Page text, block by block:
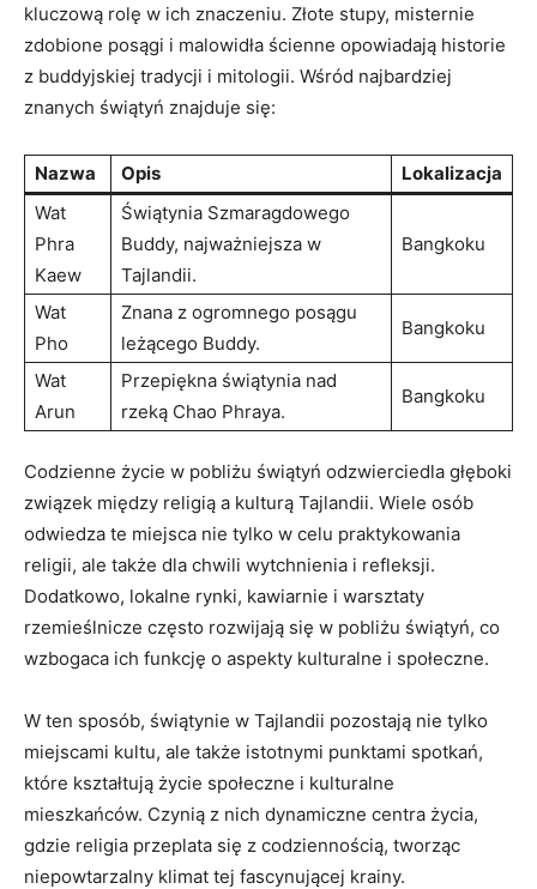
kluczową rolę w ich⁢ znaczeniu. Złote ​stupy, ‌misternie
zdobione posągi i⁢ malowidła ścienne​ opowiadają historie
z buddyjskiej tradycji ⁣i mitologii. Wśród najbardziej
znanych świątyń znajduje się:
Nazwa Opis
Lokalizacja
Wat
Phra
⁤Kaew
Świątynia Szmaragdowego⁣
Buddy, ⁢najważniejsza w‍
Tajlandii.
Bangkoku
Wat
Pho
Znana z ogromnego posągu
leżącego Buddy.
Bangkoku
Wat
Arun
Przepiękna świątynia nad
rzeką ⁢Chao Phraya.
Bangkoku
Codzienne ‍życie w pobliżu świątyń odzwierciedla głęboki
związek między religią a kulturą​ Tajlandii.⁣ Wiele osób‌
odwiedza te‌ miejsca ‌nie tylko w celu praktykowania
religii, ale⁢ także dla chwili wytchnienia​ i⁤ refleksji.⁤
Dodatkowo, lokalne⁢ rynki, kawiarnie i warsztaty
rzemieślnicze często rozwijają się ⁣w pobliżu świątyń, co
wzbogaca ich funkcję o aspekty ⁢kulturalne‍ i społeczne.
W ten sposób, świątynie w Tajlandii pozostają nie tylko
miejscami kultu, ale także istotnymi⁢ punktami spotkań,
które kształtują życie społeczne ⁢i kulturalne​
mieszkańców. Czynią z nich⁢ dynamiczne centra życia,
gdzie religia przeplata się z codziennością,​ tworząc
niepowtarzalny klimat tej fascynującej ‌krainy.